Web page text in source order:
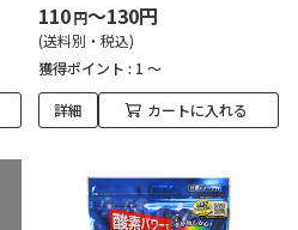
110円～130円
(送料別・税込)
獲得ポイント : 1 ～
詳細 カートに入れる